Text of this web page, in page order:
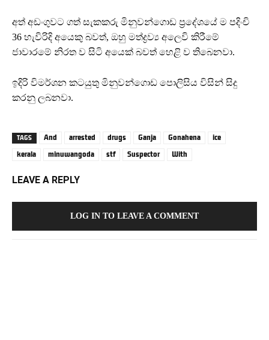
අත් අඩංගුවට ගත් සැකකරු මිනුවන්ගොඩ ප්‍රදේශයේ ම පදිංචි
36 හැවිරිදි අයෙකු බවත්, ඔහු මත්ද්‍රව්‍ය අලෙවි කිරීමේ
ජාවාරමේ නිරත ව සිටි අයෙක් බවත් හෙළි ව තිබෙනවා.
ඉදිරි විමර්ශන කටයුතු මිනුවන්ගොඩ පොලිසිය විසින් සිදු
කරනු ලබනවා.
TAGS And arrested drugs Ganja Gonahena
ice
kerala
minuwangoda stf Suspector With
LEAVE A REPLY
LOG IN TO LEAVE A COMMENT